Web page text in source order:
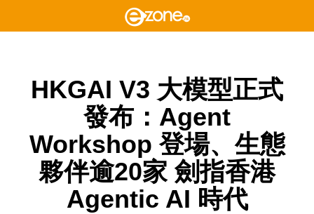
HKGAI V3 大模型正式
發布：Agent
Workshop 登場、生態
夥伴逾20家 劍指香港
Agentic AI 時代